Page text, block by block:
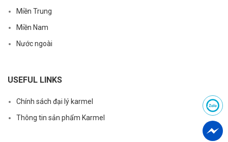
Miền Trung
Miền Nam
Nước ngoài
USEFUL LINKS
Chính sách đại lý karmel
Thông tin sản phẩm Karmel